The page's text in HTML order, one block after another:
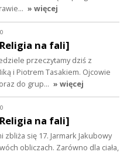
» więcej
na fali]
przeczytamy dziś z
i Piotrem Tasakiem. Ojcowie
do grup… » więcej
na fali]
zbliża się 17. Jarmark Jakubowy
obliczach. Zarówno dla ciała,